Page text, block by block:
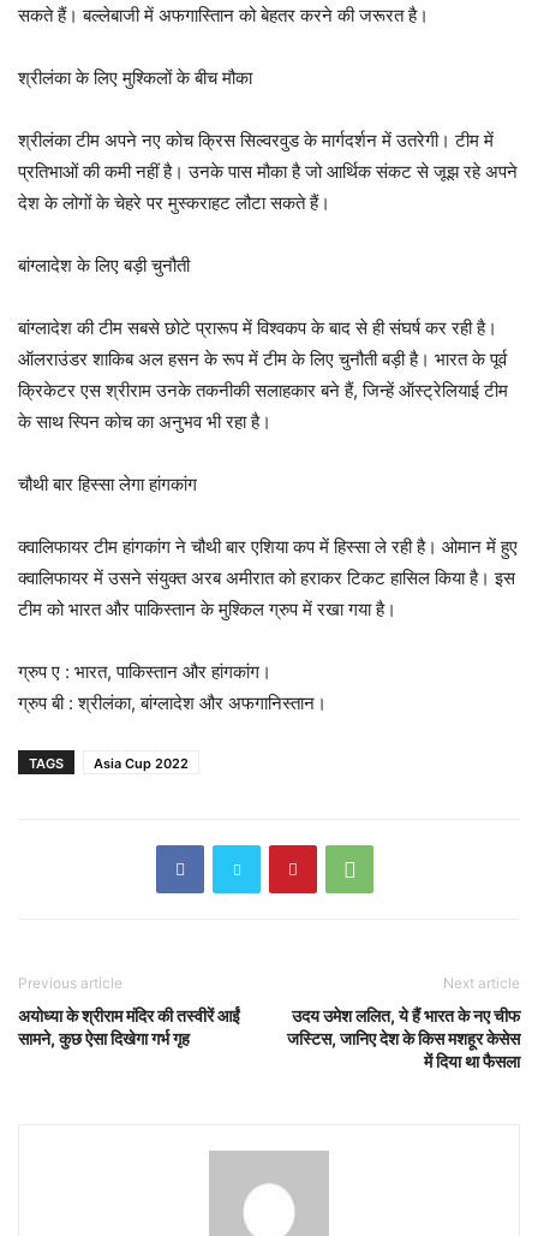
सकते हैं। बल्लेबाजी में अफगास्तिान को बेहतर करने की जरूरत है।
श्रीलंका के लिए मुश्किलों के बीच मौका
श्रीलंका टीम अपने नए कोच क्रिस सिल्वरवुड के मार्गदर्शन में उतरेगी। टीम में
प्रतिभाओं की कमी नहीं है। उनके पास मौका है जो आर्थिक संकट से जूझ रहे अपने
देश के लोगों के चेहरे पर मुस्कराहट लौटा सकते हैं।
बांग्लादेश के लिए बड़ी चुनौती
बांग्लादेश की टीम सबसे छोटे प्रारूप में विश्वकप के बाद से ही संघर्ष कर रही है।
ऑलराउंडर शाकिब अल हसन के रूप में टीम के लिए चुनौती बड़ी है। भारत के पूर्व
क्रिकेटर एस श्रीराम उनके तकनीकी सलाहकार बने हैं, जिन्हें ऑस्ट्रेलियाई टीम
के साथ स्पिन कोच का अनुभव भी रहा है।
चौथी बार हिस्सा लेगा हांगकांग
क्वालिफायर टीम हांगकांग ने चौथी बार एशिया कप में हिस्सा ले रही है। ओमान में हुए
क्वालिफायर में उसने संयुक्त अरब अमीरात को हराकर टिकट हासिल किया है। इस
टीम को भारत और पाकिस्तान के मुश्किल ग्रुप में रखा गया है।
ग्रुप ए : भारत, पाकिस्तान और हांगकांग।
ग्रुप बी : श्रीलंका, बांग्लादेश और अफगानिस्तान।
TAGS Asia Cup 2022
Previous article
अयोध्या के श्रीराम मंदिर की तस्वीरें आईं
सामने, कुछ ऐसा दिखेगा गर्भ गृह
Next article
उदय उमेश ललित, ये हैं भारत के नए चीफ
जस्टिस, जानिए देश के किस मशहूर केसेस
में दिया था फैसला